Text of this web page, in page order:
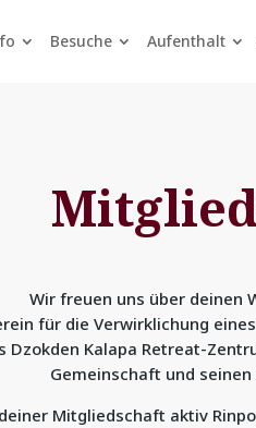
Besuche Aufenthalt
Wir freuen uns über deinen
für die Verwirklichung
Dzokden Kalapa Retreat-
Gemeinschaft und
Mitgliedschaft aktiv